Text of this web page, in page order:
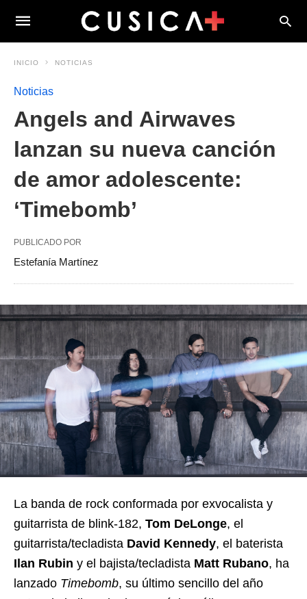
INICIO NOTICIAS
Noticias
Angels and Airwaves
lanzan su nueva canción
de amor adolescente:
‘Timebomb’
PUBLICADO POR
Estefanía Martínez
La banda de rock conformada por exvocalista y
guitarrista de blink-182, Tom DeLonge, el
guitarrista/tecladista David Kennedy, el baterista
Ilan Rubin y el bajista/tecladista Matt Rubano, ha
lanzado Timebomb, su último sencillo del año